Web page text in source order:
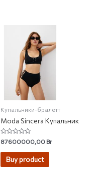
Купальники-бралетт
Moda Sincera Купальник
Rated
0
out
87600000,00Br
Buy product